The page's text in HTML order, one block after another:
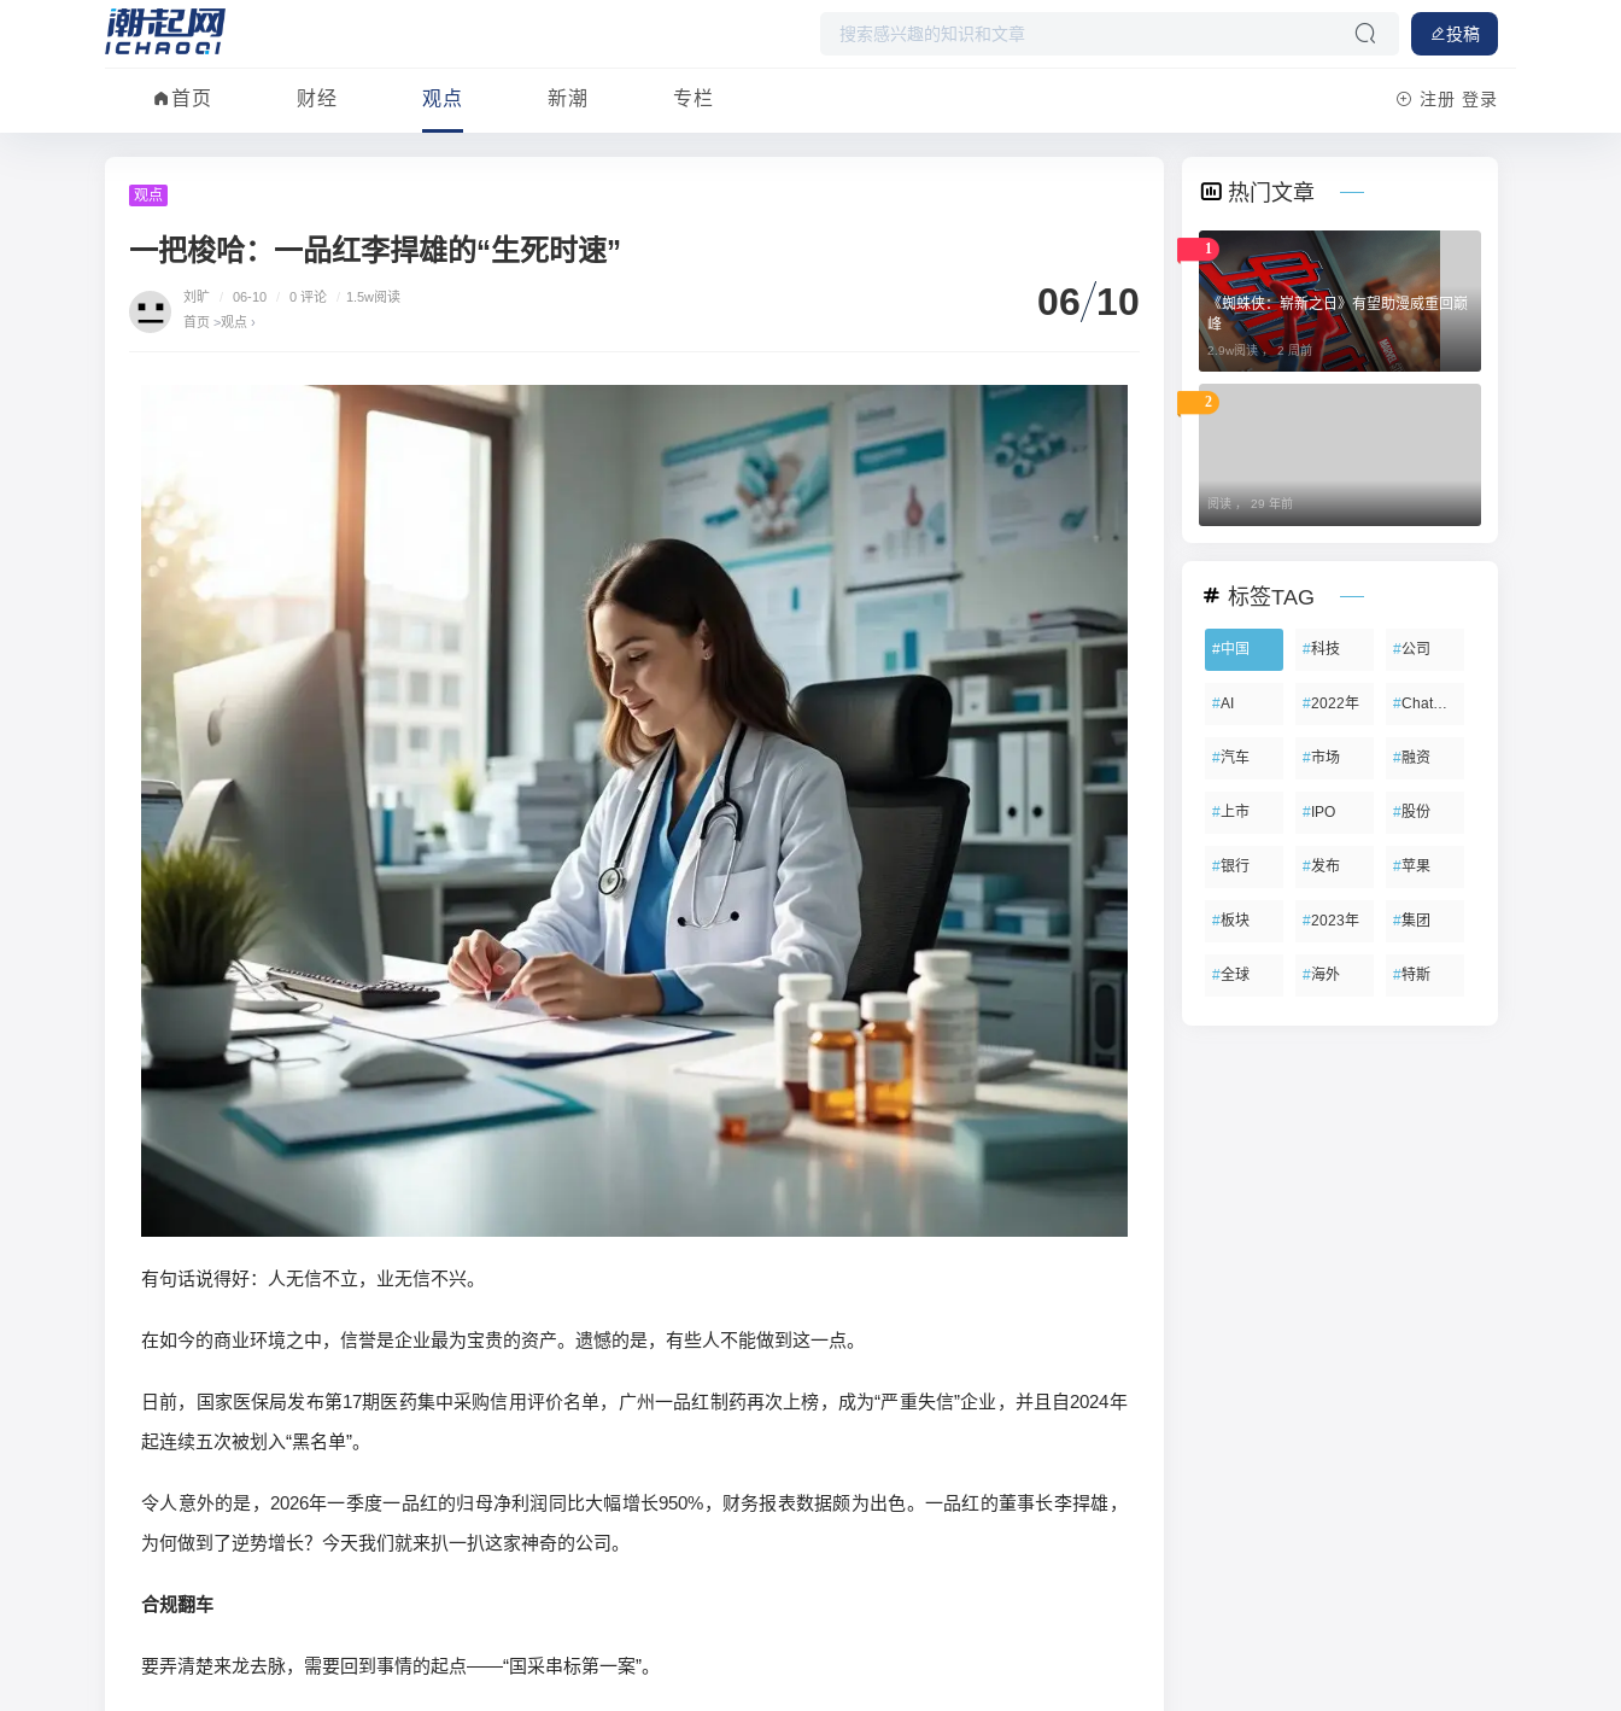
投稿
首页 财经 观点 新潮 专栏 注册 登录
观点
一把梭哈：一品红李捍雄的“生死时速”
刘旷 / 06-10 / 0 评论 / 1.5w阅读
首页 >观点 › 06 10
有句话说得好：人无信不立，业无信不兴。
在如今的商业环境之中，信誉是企业最为宝贵的资产。遗憾的是，有些人不能做到这一点。
日前，国家医保局发布第17期医药集中采购信用评价名单，广州一品红制药再次上榜，成为“严重失信”企业，并且自2024年
起连续五次被划入“黑名单”。
令人意外的是，2026年一季度一品红的归母净利润同比大幅增长950%，财务报表数据颇为出色。一品红的董事长李捍雄，
为何做到了逆势增长？今天我们就来扒一扒这家神奇的公司。
合规翻车
要弄清楚来龙去脉，需要回到事情的起点——“国采串标第一案”。
热门文章
1
《蜘蛛侠：崭新之日》有望助漫威重回巅
峰
2.9w阅读 ，2 周前
2
阅读 ， 29 年前
标签TAG
#中国 #科技 #公司
#AI #2022年 #ChatGPT
#汽车 #市场 #融资
#上市 #IPO #股份
#银行 #发布 #苹果
#板块 #2023年 #集团
#全球 #海外 #特斯